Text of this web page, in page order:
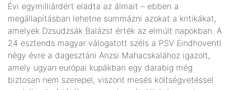
Évi egymilliárdért eladta az álmait – ebben a
megállapításban lehetne summázni azokat a kritikákat,
amelyek Dzsudzsák Balázst érték az elmúlt napokban. A
24 esztends magyar válogatott széls a PSV Eindhoventl
négy évre a dagesztáni Anzsi Mahacskalához igazolt,
amely ugyan európai kupákban egy darabig még
biztosan nem szerepel, viszont mesés költségvetéssel